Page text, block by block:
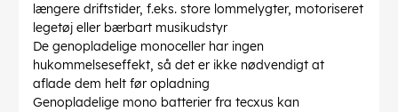
længere driftstider, f.eks. store lommelygter, motoriseret
legetøj eller bærbart musikudstyr
De genopladelige monoceller har ingen
hukommelseseffekt, så det er ikke nødvendigt at
aflade dem helt før opladning
Genopladelige mono batterier fra tecxus kan